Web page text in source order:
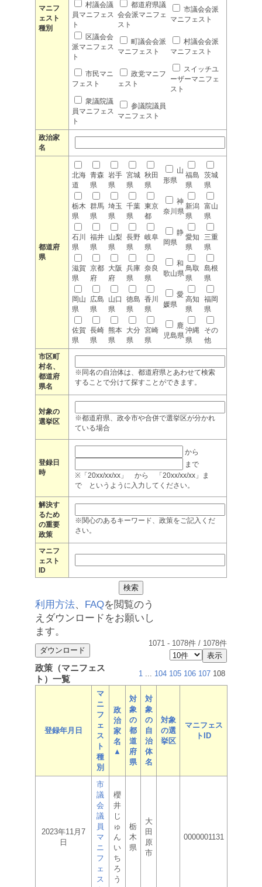
マニフ
ェスト
種別
村議会議
員マニフェス
ト
都道府県議
会会派マニフェ
スト
市議会会派
マニフェスト
区議会会
派マニフェス
ト
町議会会派
マニフェスト
村議会会派
マニフェスト
市民マニ
フェスト
政党マニフ
ェスト
スイッチユ
ーザーマニフェ
スト
衆議院議
員マニフェス
ト
参議院議員
マニフェスト
政治家
名
都道府
県
北海
道
青森
県
岩手
県
宮城
県
秋田
県
山
形県
福島
県
茨城
県
栃木
県
群馬
県
埼玉
県
千葉
県
東京
都
神
奈川県
新潟
県
富山
県
石川
県
福井
県
山梨
県
長野
県
岐阜
県
静
岡県
愛知
県
三重
県
滋賀
県
京都
府
大阪
府
兵庫
県
奈良
県
和
歌山県
鳥取
県
島根
県
岡山
県
広島
県
山口
県
徳島
県
香川
県
愛
媛県
高知
県
福岡
県
佐賀
県
長崎
県
熊本
県
大分
県
宮崎
県
鹿
児島県
沖縄
県
その
他
市区町
村名、
都道府
県名
※同名の自治体は、都道府県とあわせて検索
することで分けて探すことができます。
対象の
選挙区
※都道府県、政令市や合併で選挙区が分かれ
ている場合
登録日
時
から
まで
※「20xx/xx/xx」 から 「20xx/xx/xx」ま
で というように入力してください。
解決す
るため
の重要
政策
※関心のあるキーワード、政策をご記入くだ
さい。
マニフ
ェスト
ID
利用方法、 FAQを閲覧のう
えダウンロードをお願いし
ます。
1071 - 1078件 / 1078件
政策（マニフェス
ト）一覧
1 ... 104 105 106 107 108
登録年月日
マ
ニ
フ
ェ
ス
ト
種
別
政
治
家
名
▲
対
象
の
都
道
府
県
対
象
の
自
治
体
名
対象
の選
挙区
マニフェス
トID
2023年11月7
日
市
議
会
議
員
マ
ニ
フ
ェ
ス
櫻
井
じ
ゅ
ん
い
ち
ろ
う
栃
木
県
大
田
原
市
0000001131